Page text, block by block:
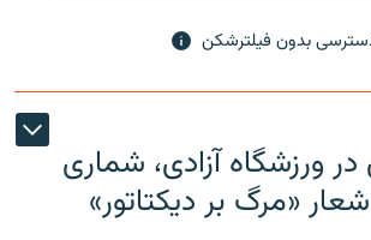
بدون فیلترشکن
ورزشگاه آزادی، شماری
«مرگ بر دیکتاتور»